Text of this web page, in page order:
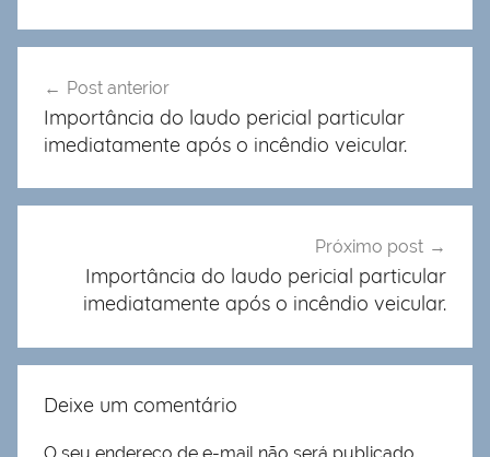
de
Post
Post anterior
Importância do laudo pericial particular
imediatamente após o incêndio veicular.
Próximo post
Importância do laudo pericial particular
imediatamente após o incêndio veicular.
Deixe um comentário